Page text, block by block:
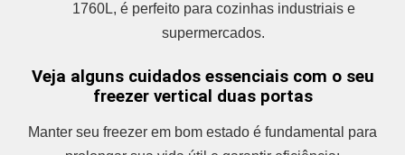
1760L, é perfeito para cozinhas industriais e
supermercados.
Veja alguns cuidados essenciais com o seu
freezer vertical duas portas
Manter seu freezer em bom estado é fundamental para